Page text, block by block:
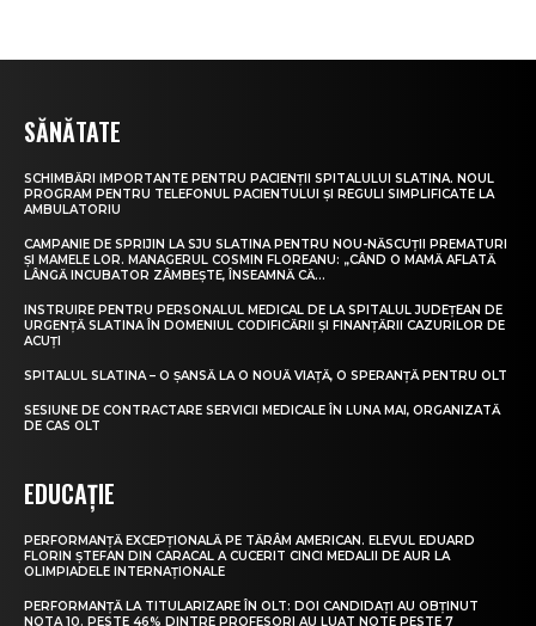
SĂNĂTATE
SCHIMBĂRI IMPORTANTE PENTRU PACIENȚII SPITALULUI SLATINA. NOUL
PROGRAM PENTRU TELEFONUL PACIENTULUI ȘI REGULI SIMPLIFICATE LA
AMBULATORIU
CAMPANIE DE SPRIJIN LA SJU SLATINA PENTRU NOU-NĂSCUȚII PREMATURI
ȘI MAMELE LOR. MANAGERUL COSMIN FLOREANU: „CÂND O MAMĂ AFLATĂ
LÂNGĂ INCUBATOR ZÂMBEȘTE, ÎNSEAMNĂ CĂ...
INSTRUIRE PENTRU PERSONALUL MEDICAL DE LA SPITALUL JUDEȚEAN DE
URGENȚĂ SLATINA ÎN DOMENIUL CODIFICĂRII ȘI FINANȚĂRII CAZURILOR DE
ACUȚI
SPITALUL SLATINA – O ȘANSĂ LA O NOUĂ VIAȚĂ, O SPERANȚĂ PENTRU OLT
SESIUNE DE CONTRACTARE SERVICII MEDICALE ÎN LUNA MAI, ORGANIZATĂ
DE CAS OLT
EDUCAȚIE
PERFORMANȚĂ EXCEPȚIONALĂ PE TĂRÂM AMERICAN. ELEVUL EDUARD
FLORIN ȘTEFAN DIN CARACAL A CUCERIT CINCI MEDALII DE AUR LA
OLIMPIADELE INTERNAȚIONALE
PERFORMANȚĂ LA TITULARIZARE ÎN OLT: DOI CANDIDAȚI AU OBȚINUT
NOTA 10. PESTE 46% DINTRE PROFESORI AU LUAT NOTE PESTE 7